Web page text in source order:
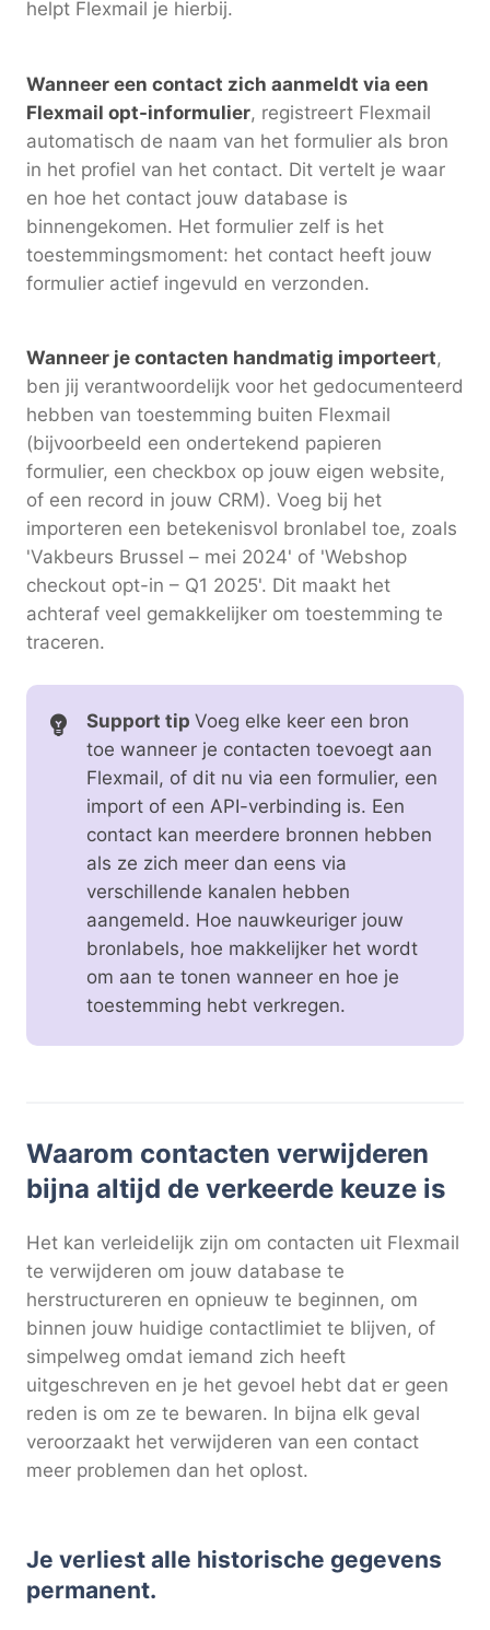
helpt Flexmail je hierbij.
Wanneer een contact zich aanmeldt via een
Flexmail opt-informulier, registreert Flexmail
automatisch de naam van het formulier als bron
in het profiel van het contact. Dit vertelt je waar
en hoe het contact jouw database is
binnengekomen. Het formulier zelf is het
toestemmingsmoment: het contact heeft jouw
formulier actief ingevuld en verzonden.
Wanneer je contacten handmatig importeert,
ben jij verantwoordelijk voor het gedocumenteerd
hebben van toestemming buiten Flexmail
(bijvoorbeeld een ondertekend papieren
formulier, een checkbox op jouw eigen website,
of een record in jouw CRM). Voeg bij het
importeren een betekenisvol bronlabel toe, zoals
'Vakbeurs Brussel – mei 2024' of 'Webshop
checkout opt-in – Q1 2025'. Dit maakt het
achteraf veel gemakkelijker om toestemming te
traceren.
Support tip Voeg elke keer een bron
toe wanneer je contacten toevoegt aan
Flexmail, of dit nu via een formulier, een
import of een API-verbinding is. Een
contact kan meerdere bronnen hebben
als ze zich meer dan eens via
verschillende kanalen hebben
aangemeld. Hoe nauwkeuriger jouw
bronlabels, hoe makkelijker het wordt
om aan te tonen wanneer en hoe je
toestemming hebt verkregen.
Waarom contacten verwijderen
bijna altijd de verkeerde keuze is
Het kan verleidelijk zijn om contacten uit Flexmail
te verwijderen om jouw database te
herstructureren en opnieuw te beginnen, om
binnen jouw huidige contactlimiet te blijven, of
simpelweg omdat iemand zich heeft
uitgeschreven en je het gevoel hebt dat er geen
reden is om ze te bewaren. In bijna elk geval
veroorzaakt het verwijderen van een contact
meer problemen dan het oplost.
Je verliest alle historische gegevens
permanent.